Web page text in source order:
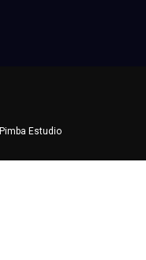
Pimba Estudio